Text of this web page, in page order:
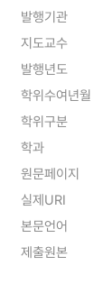
발행기관
지도교수
발행년도
학위수여년월
학위구분
학과
원문페이지
실제URI
본문언어
제출원본